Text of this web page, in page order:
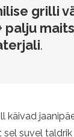
grilli
palju
.
käivad
sel suvel